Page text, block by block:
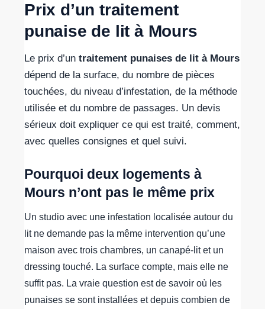
Prix d’un traitement
punaise de lit à Mours
Le prix d’un traitement punaises de lit à Mours
dépend de la surface, du nombre de pièces
touchées, du niveau d’infestation, de la méthode
utilisée et du nombre de passages. Un devis
sérieux doit expliquer ce qui est traité, comment,
avec quelles consignes et quel suivi.
Pourquoi deux logements à
Mours n’ont pas le même prix
Un studio avec une infestation localisée autour du
lit ne demande pas la même intervention qu’une
maison avec trois chambres, un canapé-lit et un
dressing touché. La surface compte, mais elle ne
suffit pas. La vraie question est de savoir où les
punaises se sont installées et depuis combien de